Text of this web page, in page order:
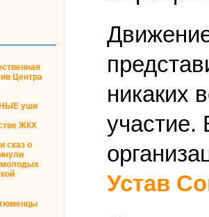
Центра
уши
ЖКХ
сказ о
молодых
тюменцы
никаких
участие.
Устав